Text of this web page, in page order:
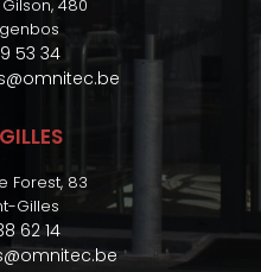
480
53 34
Forest, 83
Gilles
62 14